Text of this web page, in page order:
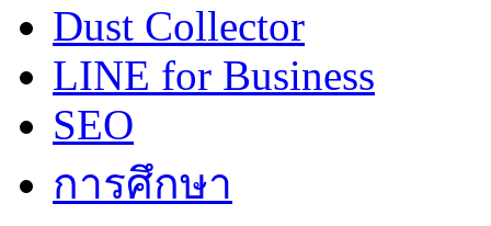
Dust Collector
LINE for Business
SEO
การศึกษา